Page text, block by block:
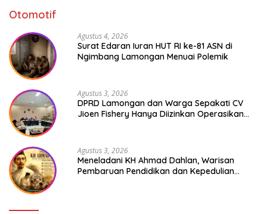
Otomotif
Agustus 4, 2026
Surat Edaran Iuran HUT RI ke-81 ASN di
Ngimbang Lamongan Menuai Polemik
Agustus 3, 2026
DPRD Lamongan dan Warga Sepakati CV
Jioen Fishery Hanya Diizinkan Operasikan
Agustus 3, 2026
Meneladani KH Ahmad Dahlan, Warisan
Pembaruan Pendidikan dan Kepedulian